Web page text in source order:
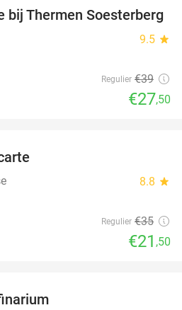
29%
bij Thermen Soesterberg
9.5 star
Regulier €39
€27,50
8.8 star
Regulier €35
€21 ,50